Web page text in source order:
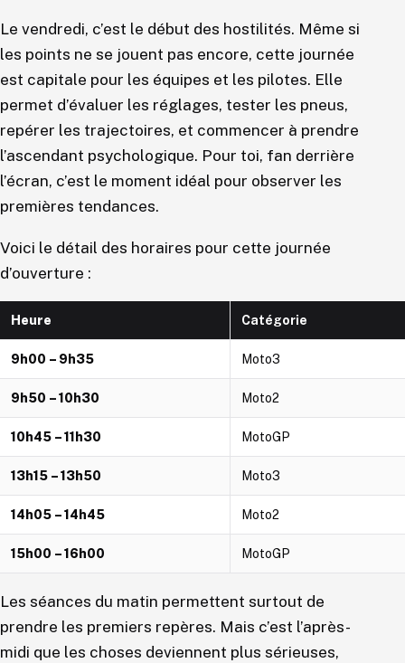
Le vendredi, c’est le début des hostilités. Même si
les points ne se jouent pas encore, cette journée
est capitale pour les équipes et les pilotes. Elle
permet d’évaluer les réglages, tester les pneus,
repérer les trajectoires, et commencer à prendre
l’ascendant psychologique. Pour toi, fan derrière
l’écran, c’est le moment idéal pour observer les
premières tendances.
Voici le détail des horaires pour cette journée
d’ouverture :
Heure Catégorie
9h00 – 9h35 Moto3
9h50 – 10h30 Moto2
10h45 – 11h30 MotoGP
13h15 – 13h50 Moto3
14h05 – 14h45 Moto2
15h00 – 16h00 MotoGP
Les séances du matin permettent surtout de
prendre les premiers repères. Mais c’est l’après-
midi que les choses deviennent plus sérieuses,